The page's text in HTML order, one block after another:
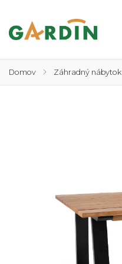
Domov / Záhradný nábytok